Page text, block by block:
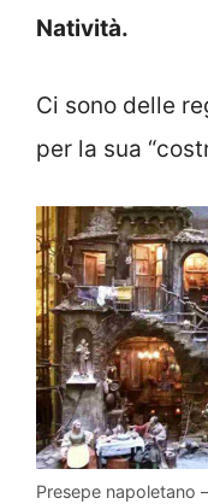
Natività.
Ci sono delle
per la sua
Presepe napoletano